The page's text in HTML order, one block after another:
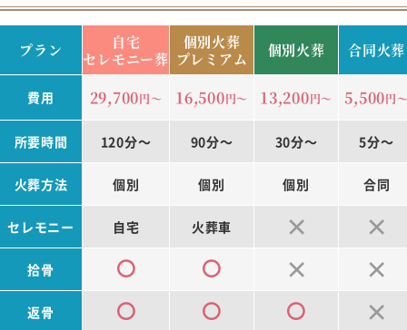
プラン
自宅
セレモニー葬
個別火葬
プレミアム
個別火葬 合同火葬
費用 29,700円～ 16,500円～ 13,200円～ 5,500円
所要時間 120分～ 90分～ 30分～ 5分～
火葬方法 個別 個別 個別 合同
セレモニー 自宅 火葬車
拾骨
返骨